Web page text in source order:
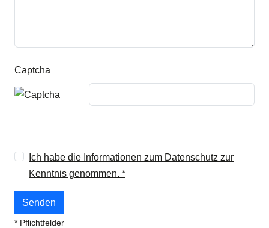
Captcha
Ich habe die Informationen zum Datenschutz zur
Kenntnis genommen. *
* Pflichtfelder